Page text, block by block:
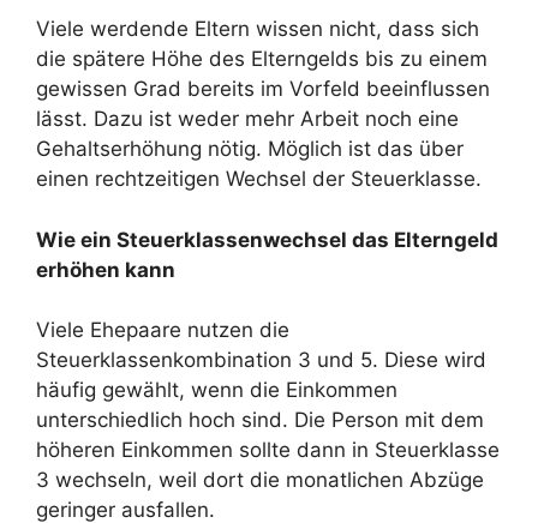
Viele werdende Eltern wissen nicht, dass sich
die spätere Höhe des Elterngelds bis zu einem
gewissen Grad bereits im Vorfeld beeinflussen
lässt. Dazu ist weder mehr Arbeit noch eine
Gehaltserhöhung nötig. Möglich ist das über
einen rechtzeitigen Wechsel der Steuerklasse.
Wie ein Steuerklassenwechsel das Elterngeld
erhöhen kann
Viele Ehepaare nutzen die
Steuerklassenkombination 3 und 5. Diese wird
häufig gewählt, wenn die Einkommen
unterschiedlich hoch sind. Die Person mit dem
höheren Einkommen sollte dann in Steuerklasse
3 wechseln, weil dort die monatlichen Abzüge
geringer ausfallen.